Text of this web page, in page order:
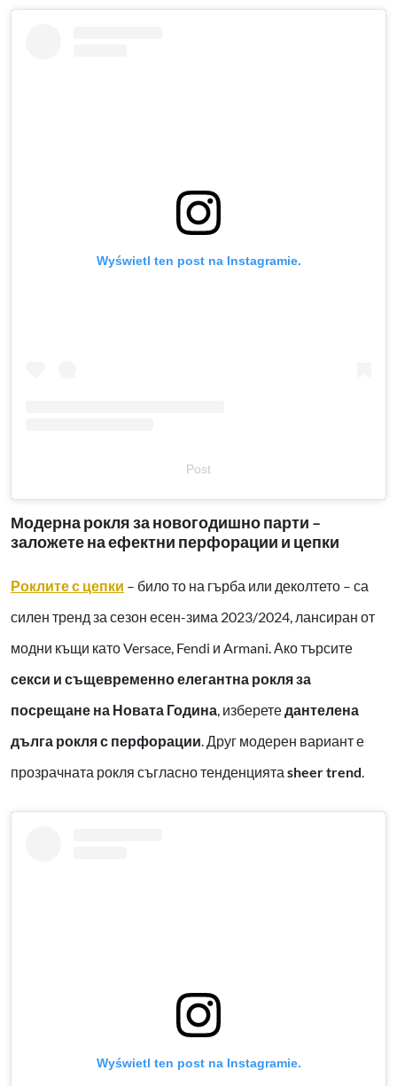
Wyświetl ten post na Instagramie.
Post
Модерна рокля за новогодишно парти –
заложете на ефектни перфорации и цепки
Роклите с цепки – било то на гърба или деколтето – са
силен тренд за сезон есен-зима 2023/2024, лансиран от
модни къщи като Versace, Fendi и Armani. Ако търсите
секси и същевременно елегантна рокля за
посрещане на Новата Година, изберетедантелена
дълга рокля с перфорации. Друг модерен вариант е
прозрачната рокля съгласно тенденцията sheer trend.
Wyświetl ten post na Instagramie.